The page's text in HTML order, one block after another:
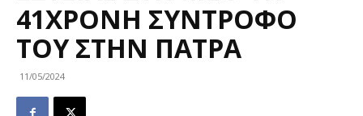
41ΧΡΟΝΗ ΣΎΝΤΡΟΦΌ
ΤΟΥ ΣΤΗΝ ΠΆΤΡΑ
11/05/2024